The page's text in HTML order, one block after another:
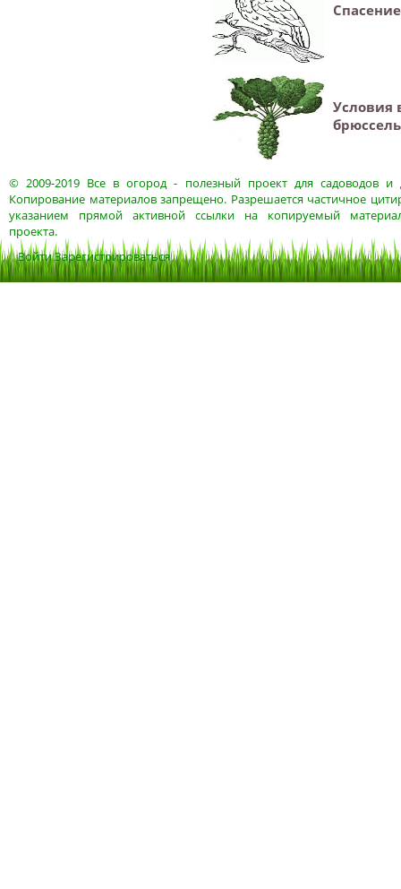
Условия
© 2009-2019 Все в огород- полезный проект для садоводов и
Копирование материалов запрещено. Разрешается частичное
указанием прямой активной ссылки на копируемый
проекта.
ВойтиЗарегистрироваться